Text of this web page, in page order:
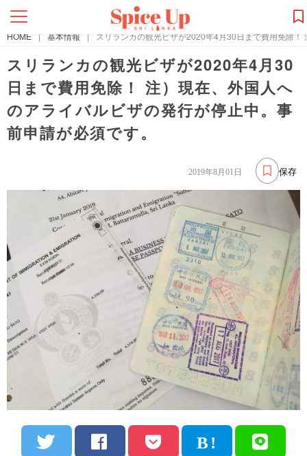
HOME | 基本情報 | スリランカの観光ビザが2020年4月30日まで費用免除
スリランカの観光ビザが2020年4月30
日まで費用免除！ 注）現在、外国人へ
のアライバルビザの発行が停止中。事
前申請が必須です。
保存
2019年8月01日